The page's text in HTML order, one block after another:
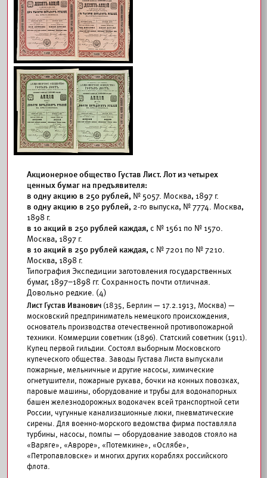
Акционерное общество Густав Лист. Лот из четырех
ценных бумаг на предъявителя:
в одну акцию в 250 рублей, № 5057. Москва, 1897 г.
в одну акцию в 250 рублей, 2-го выпуска, № 7774. Москва,
1898 г.
в 10 акций в 250 рублей каждая, с № 1561 по № 1570.
Москва, 1897 г.
в 10 акций в 250 рублей каждая, с № 7201 по № 7210.
Москва, 1898 г.
Типография Экспедиции заготовления государственных
бумаг, 1897–1898 гг. Сохранность почти отличная.
Довольно редкие. (4)
Лист Густав Иванович (1835, Берлин — 17.2.1913, Москва) —
московский предприниматель немецкого происхождения,
основатель производства отечественной противопожарной
техники. Коммерции советник (1896). Статский советник (1911).
Купец первой гильдии. Состоял выборным Московского
купеческого общества. Заводы Густава Листа выпускали
пожарные, мельничные и другие насосы, химические
огнетушители, пожарные рукава, бочки на конных повозках,
паровые машины, оборудование и трубы для водонапорных
башен железнодорожных водокачек всей транспортной сети
России, чугунные канализационные люки, пневматические
сирены. Для военно-морского ведомства фирма поставляла
турбины, насосы, помпы — оборудование заводов стояло на
«Варяге», «Авроре», «Потемкине», «Ослябе»,
«Петропавловске» и многих других кораблях российского
флота.